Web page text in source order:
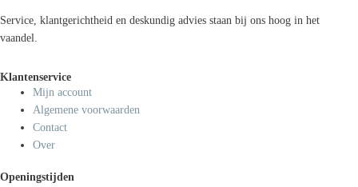
Service, klantgerichtheid en deskundig advies staan bij ons hoog in het
vaandel.
Klantenservice
Mijn account
Algemene voorwaarden
Contact
Over
Openingstijden